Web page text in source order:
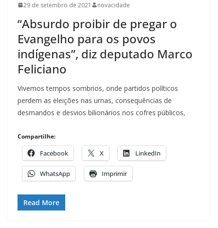
29 de setembro de 2021 novacidade
“Absurdo proibir de pregar o
Evangelho para os povos
indígenas”, diz deputado Marco
Feliciano
Vivemos tempos sombrios, onde partidos políticos
perdem as eleições nas urnas, consequências de
desmandos e desvios bilionários nos cofres públicos,
Compartilhe:
Facebook X LinkedIn
WhatsApp Imprimir
Read More